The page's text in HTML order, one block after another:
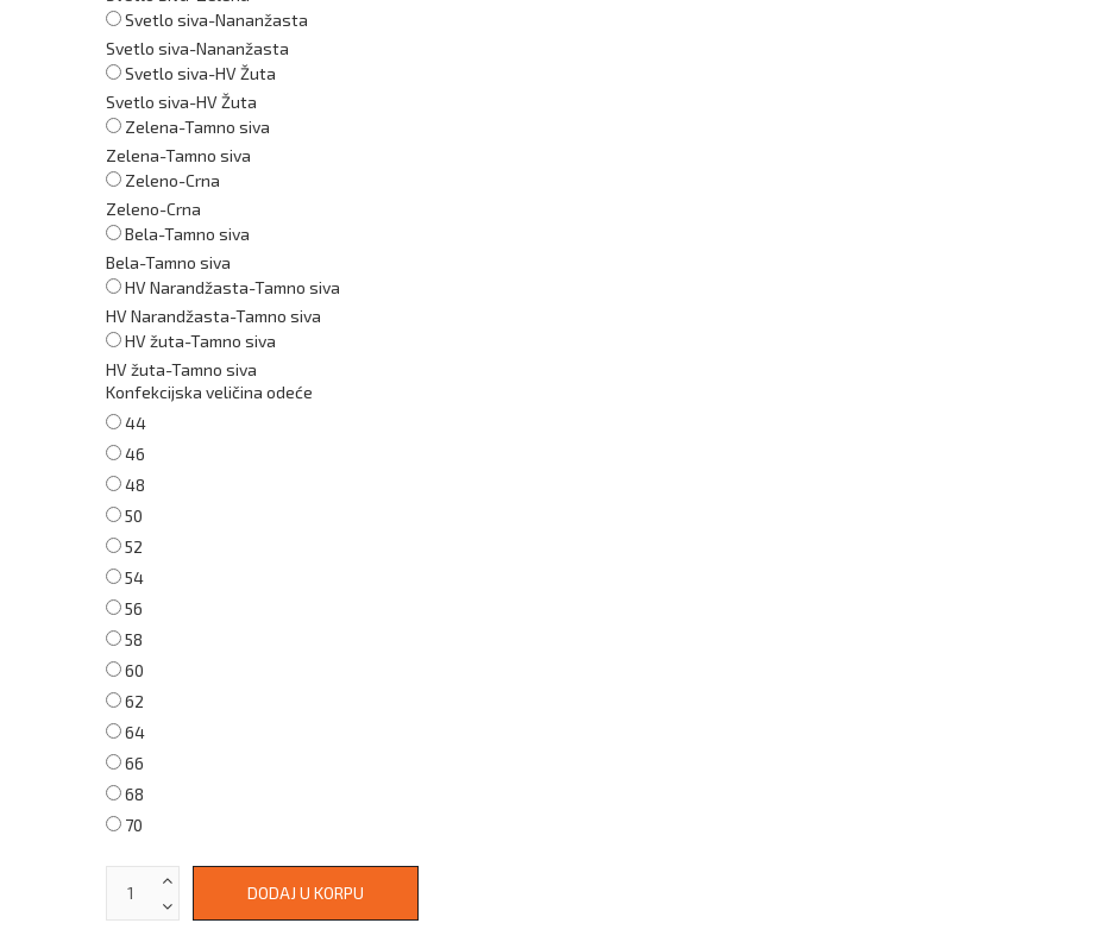
Svetlo siva-Nananžasta
Svetlo siva-Nananžasta
Svetlo siva-HV Žuta
Svetlo siva-HV Žuta
Zelena-Tamno siva
Zelena-Tamno siva
Zeleno-Crna
Zeleno-Crna
Bela-Tamno siva
Bela-Tamno siva
HV Narandžasta-Tamno siva
HV Narandžasta-Tamno siva
HV žuta-Tamno siva
HV žuta-Tamno siva
Konfekcijska veličina odeće
44
46
48
50
52
54
56
58
60
62
64
66
68
70